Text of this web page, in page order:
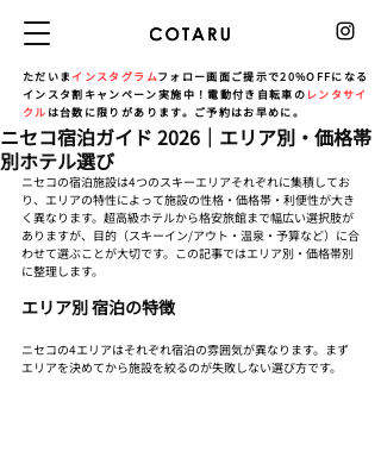
ただいま インスタグラムフォロー画面ご提示で20%OFFになる
インスタ割キャンペーン実施中！電動付き自転車の レンタサイ
クル は台数に限りがあります。ご予約はお早めに。
ニセコ宿泊ガイド 2026｜エリア別・価格帯
別ホテル選び
ニセコの宿泊施設は4つのスキーエリアそれぞれに集積してお
り、エリアの特性によって施設の性格・価格帯・利便性が大き
く異なります。超高級ホテルから格安旅館まで幅広い選択肢が
ありますが、目的（スキーイン/アウト・温泉・予算など）に合
わせて選ぶことが大切です。この記事ではエリア別・価格帯別
に整理します。
エリア別 宿泊の特徴
ニセコの4エリアはそれぞれ宿泊の雰囲気が異なります。まず
エリアを決めてから施設を絞るのが失敗しない選び方です。